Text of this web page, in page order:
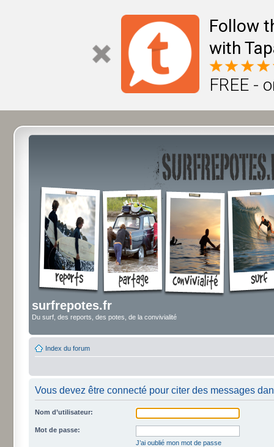
Follow
with
FREE -
surfrepotes.fr
Du surf, des reports, des potes, de la convivialité
Index du forum
Vous devez être connecté pour citer des messages
Nom d’utilisateur:
Mot de passe:
J’ai oublié mon mot de passe